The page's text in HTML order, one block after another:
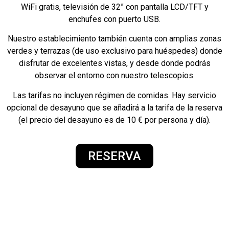
WiFi gratis, televisión de 32” con pantalla LCD/TFT y
enchufes con puerto USB.
Nuestro establecimiento también cuenta con amplias zonas
verdes y terrazas (de uso exclusivo para huéspedes) donde
disfrutar de excelentes vistas, y desde donde podrás
observar el entorno con nuestro telescopios.
Las tarifas no incluyen régimen de comidas. Hay servicio
opcional de desayuno que se añadirá a la tarifa de la reserva
(el precio del desayuno es de 10 € por persona y día).
RESERVA